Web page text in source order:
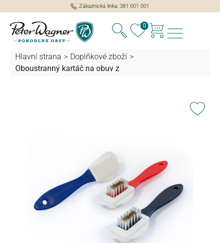
obsah
Zákaznická linka: 381 001 001
0
Hlavní strana > Doplňkové zboží >
Oboustranný kartáč na obuv z